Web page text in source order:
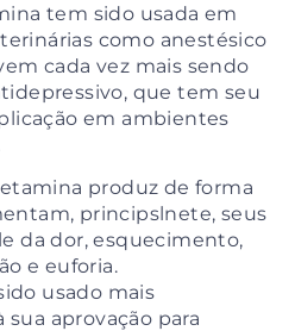
tem sido usada em
como anestésico
cada vez mais sendo
que tem seu
em ambientes
produz de forma
principslnete, seus
da dor, esquecimento,
e euforia.
usado mais
aprovação para